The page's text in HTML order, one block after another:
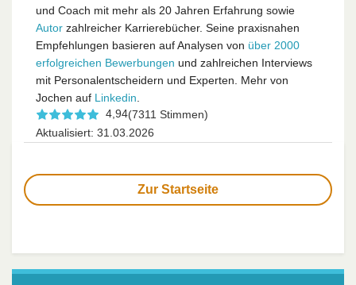
und Coach mit mehr als 20 Jahren Erfahrung sowie
Autor zahlreicher Karrierebücher. Seine praxisnahen
Empfehlungen basieren auf Analysen von über 2000
erfolgreichen Bewerbungen und zahlreichen Interviews
mit Personalentscheidern und Experten. Mehr von
Jochen auf Linkedin
4,94(7311 Stimmen)
Aktualisiert: 31.03.2026
Zur Startseite